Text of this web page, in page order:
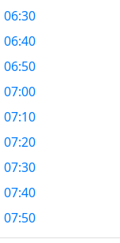
06:30
06:40
06:50
07:00
07:10
07:20
07:30
07:40
07:50